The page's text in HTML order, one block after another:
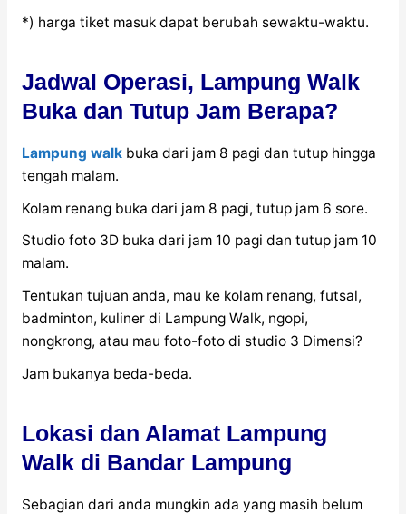
*) harga tiket masuk dapat berubah sewaktu-waktu.
Jadwal Operasi, Lampung Walk
Buka dan Tutup Jam Berapa?
Lampung walk buka dari jam 8 pagi dan tutup hingga
tengah malam.
Kolam renang buka dari jam 8 pagi, tutup jam 6 sore.
Studio foto 3D buka dari jam 10 pagi dan tutup jam 10
malam.
Tentukan tujuan anda, mau ke kolam renang, futsal,
badminton, kuliner di Lampung Walk, ngopi,
nongkrong, atau mau foto-foto di studio 3 Dimensi?
Jam bukanya beda-beda.
Lokasi dan Alamat Lampung
Walk di Bandar Lampung
Sebagian dari anda mungkin ada yang masih belum